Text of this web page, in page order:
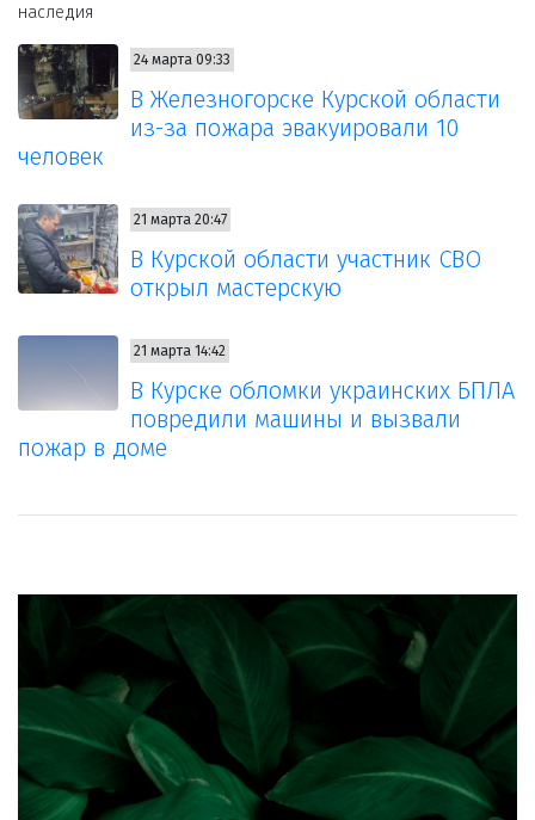
наследия
24 марта 09:33
В Железногорске Курской области
из-за пожара эвакуировали 10
человек
21 марта 20:47
В Курской области участник СВО
открыл мастерскую
21 марта 14:42
В Курске обломки украинских БПЛА
повредили машины и вызвали
пожар в доме